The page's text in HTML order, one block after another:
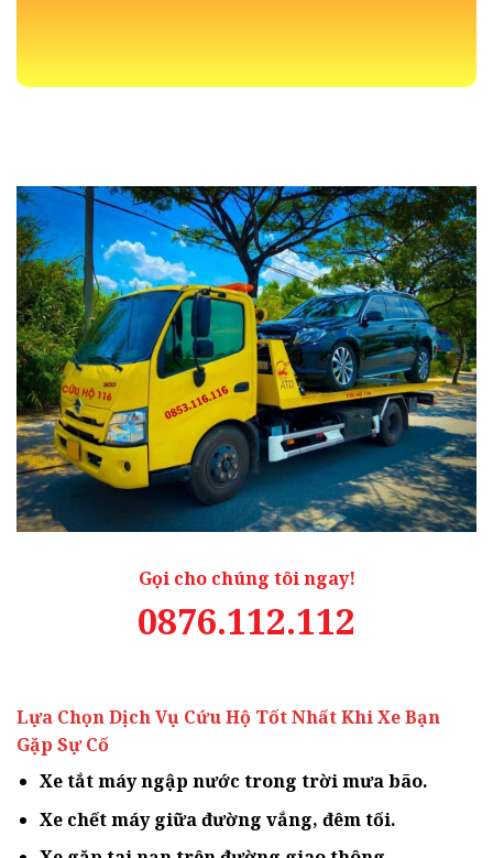
Gọi cho chúng tôi ngay!
0876.112.112
Lựa Chọn Dịch Vụ Cứu Hộ Tốt Nhất Khi Xe Bạn
Gặp Sự Cố
Xe tắt máy ngập nước trong trời mưa bão.
Xe chết máy giữa đường vắng, đêm tối.